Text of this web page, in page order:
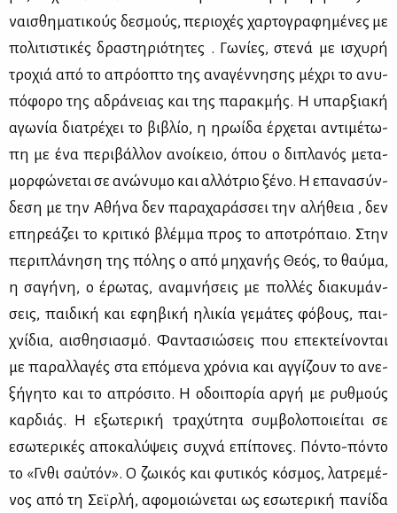
ναι­σθη­μα­τι­κούς δε­σμούς, πε­ριο­χές χαρ­το­γρα­φη­μέ­νες με
πο­λι­τι­στι­κές δρα­στη­ριό­τη­τες . Γω­νί­ες, στε­νά με ισχυ­ρή
τρο­χιά από το απρό­ο­πτο της ανα­γέν­νη­σης μέ­χρι το ανυ­
πό­φο­ρο της αδρά­νειας και της πα­ρακ­μής. Η υπαρ­ξια­κή
αγω­νία δια­τρέ­χει το βι­βλίο, η ηρω­ί­δα έρ­χε­ται αντι­μέ­τω­
πη με ένα πε­ρι­βάλ­λον ανοί­κειο, όπου ο δι­πλα­νός με­τα­
μορ­φώ­νε­ται σε ανώ­νυ­μο και αλ­λό­τριο ξέ­νο. Η επα­να­σύν­
δε­ση με την Αθή­να δεν πα­ρα­χα­ράσ­σει την αλή­θεια , δεν
επη­ρε­ά­ζει το κρι­τι­κό βλέμ­μα προς το απο­τρό­παιο. Στην
πε­ρι­πλά­νη­ση της πό­λης ο από μη­χα­νής Θε­ός, το θαύ­μα,
η σα­γή­νη, ο έρω­τας, ανα­μνή­σεις με πολ­λές δια­κυ­μάν­
σεις, παι­δι­κή και εφη­βι­κή ηλι­κία γε­μά­τες φό­βους, παι­
χνί­δια, αι­σθη­σια­σμό. Φα­ντα­σιώ­σεις που επε­κτεί­νο­νται
με πα­ραλ­λα­γές στα επό­με­να χρό­νια και αγ­γί­ζουν το ανε­
ξή­γη­το και το απρό­σι­το. Η οδοι­πο­ρία αρ­γή με ρυθ­μούς
καρ­διάς. Η εξω­τε­ρι­κή τρα­χύ­τη­τα συμ­βο­λο­ποιεί­ται σε
εσω­τε­ρι­κές απο­κα­λύ­ψεις συ­χνά επί­πο­νες. Πό­ντο-πό­ντο
το «Γνῶθι σαὐτόν». Ο ζω­ι­κός και φυ­τι­κός κό­σμος, λα­τρε­μέ­
νος από τη Σεϊρ­λή, αφο­μοιώ­νε­ται ως εσω­τε­ρι­κή πα­νί­δα